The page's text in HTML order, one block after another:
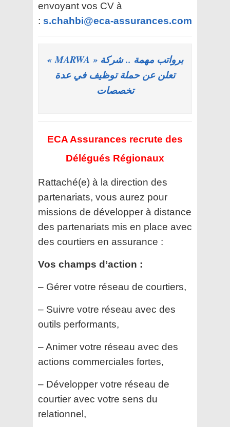
envoyant vos CV à
: s.chahbi@eca-assurances.com
برواتب مهمة .. شركة « MARWA »
تعلن عن حملة توظيف في عدة
تخصصات
ECA Assurances recrute des
Délégués Régionaux
Rattaché(e) à la direction des
partenariats, vous aurez pour
missions de développer à distance
des partenariats mis en place avec
des courtiers en assurance :
Vos champs d’action :
– Gérer votre réseau de courtiers,
– Suivre votre réseau avec des
outils performants,
– Animer votre réseau avec des
actions commerciales fortes,
– Développer votre réseau de
courtier avec votre sens du
relationnel,